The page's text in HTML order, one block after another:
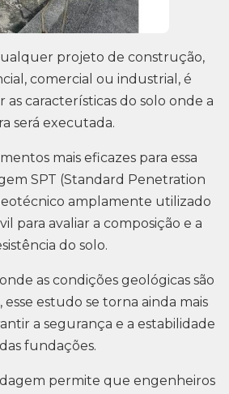
projeto de construção,
comercial ou industrial, é
as características do solo onde a
será executada.
mais eficazes para essa
SPT (Standard Penetration
amplamente utilizado
para avaliar a composição e a
do solo.
as condições geológicas são
esse estudo se torna ainda mais
a segurança e a estabilidade
das fundações.
permite que engenheiros